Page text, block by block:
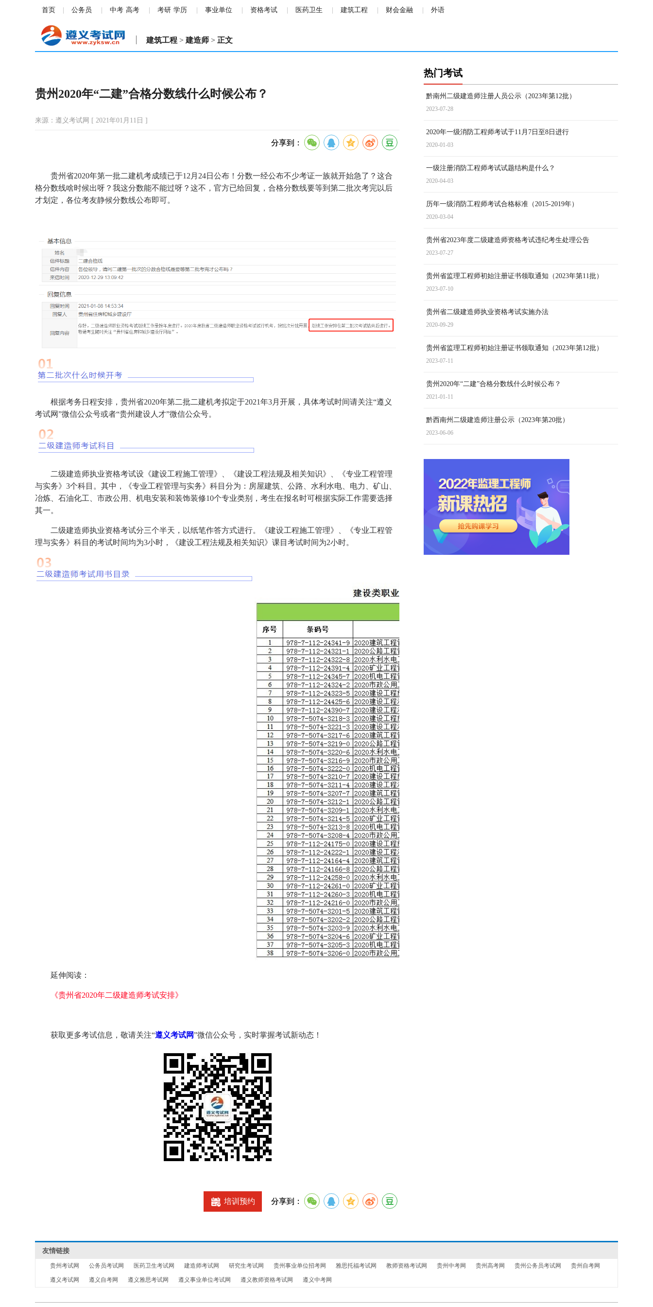
首页 公务员 中考 高考 考研 学历 事业单位 资格考试 医药卫生 建筑工程 财会金融 外语
建筑工程 > 建造师 > 正文
贵州2020年“二建”合格分数线什么时候公布？
来源：遵义考试网 [ 2021年01月11日 ]
分享到：
贵州省2020年第一批二建机考成绩已于12月24日公布！分数一经公布不少考证一族就开始急了？这合
格分数线啥时候出呀？我这分数能不能过呀？这不，官方已给回复，合格分数线要等到第二批次考完以后
才划定，各位考友静候分数线公布即可。
根据考务日程安排，贵州省2020年第二批二建机考拟定于2021年3月开展，具体考试时间请关注“遵义
考试网”微信公众号或者“贵州建设人才”微信公众号。
二级建造师执业资格考试设《建设工程施工管理》、《建设工程法规及相关知识》、《专业工程管理
与实务》3个科目。其中，《专业工程管理与实务》科目分为：房屋建筑、公路、水利水电、电力、矿山、
冶炼、石油化工、市政公用、机电安装和装饰装修10个专业类别，考生在报名时可根据实际工作需要选择
其一。
二级建造师执业资格考试分三个半天，以纸笔作答方式进行。《建设工程施工管理》、《专业工程管
理与实务》科目的考试时间均为3小时，《建设工程法规及相关知识》课目考试时间为2小时。
延伸阅读：
《贵州省2020年二级建造师考试安排》
获取更多考试信息，敬请关注“遵义考试网”微信公众号，实时掌握考试新动态！
培训预约 分享到：
热门考试
黔南州二级建造师注册人员公示（2023年第12批）
2023-07-28
2020年一级消防工程师考试于11月7日至8日进行
2020-01-03
一级注册消防工程师考试试题结构是什么？
2020-04-03
历年一级消防工程师考试合格标准（2015-2019年）
2020-03-04
贵州省2023年度二级建造师资格考试违纪考生处理公告
2023-07-27
贵州省监理工程师初始注册证书领取通知（2023年第11批）
2023-07-10
贵州省二级建造师执业资格考试实施办法
2020-09-29
贵州省监理工程师初始注册证书领取通知（2023年第12批）
2023-07-11
贵州2020年“二建”合格分数线什么时候公布？
2021-01-11
黔西南州二级建造师注册公示（2023年第20批）
2023-06-06
友情链接
贵州考试网 公务员考试网 医药卫生考试网 建造师考试网 研究生考试网 贵州事业单位招考网 雅思托福考试网 教师资格考试网 贵州中考网 贵州高考网 贵州公务员考试网 贵州自考网
遵义考试网 遵义自考网 遵义雅思考试网 遵义事业单位考试网 遵义教师资格考试网 遵义中考网